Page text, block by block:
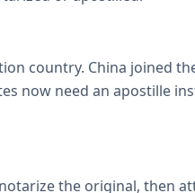
country. China joined
now need an apostille
the original, then